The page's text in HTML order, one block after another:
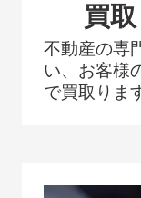
買
不動産の専
い、お客様
で買取りま